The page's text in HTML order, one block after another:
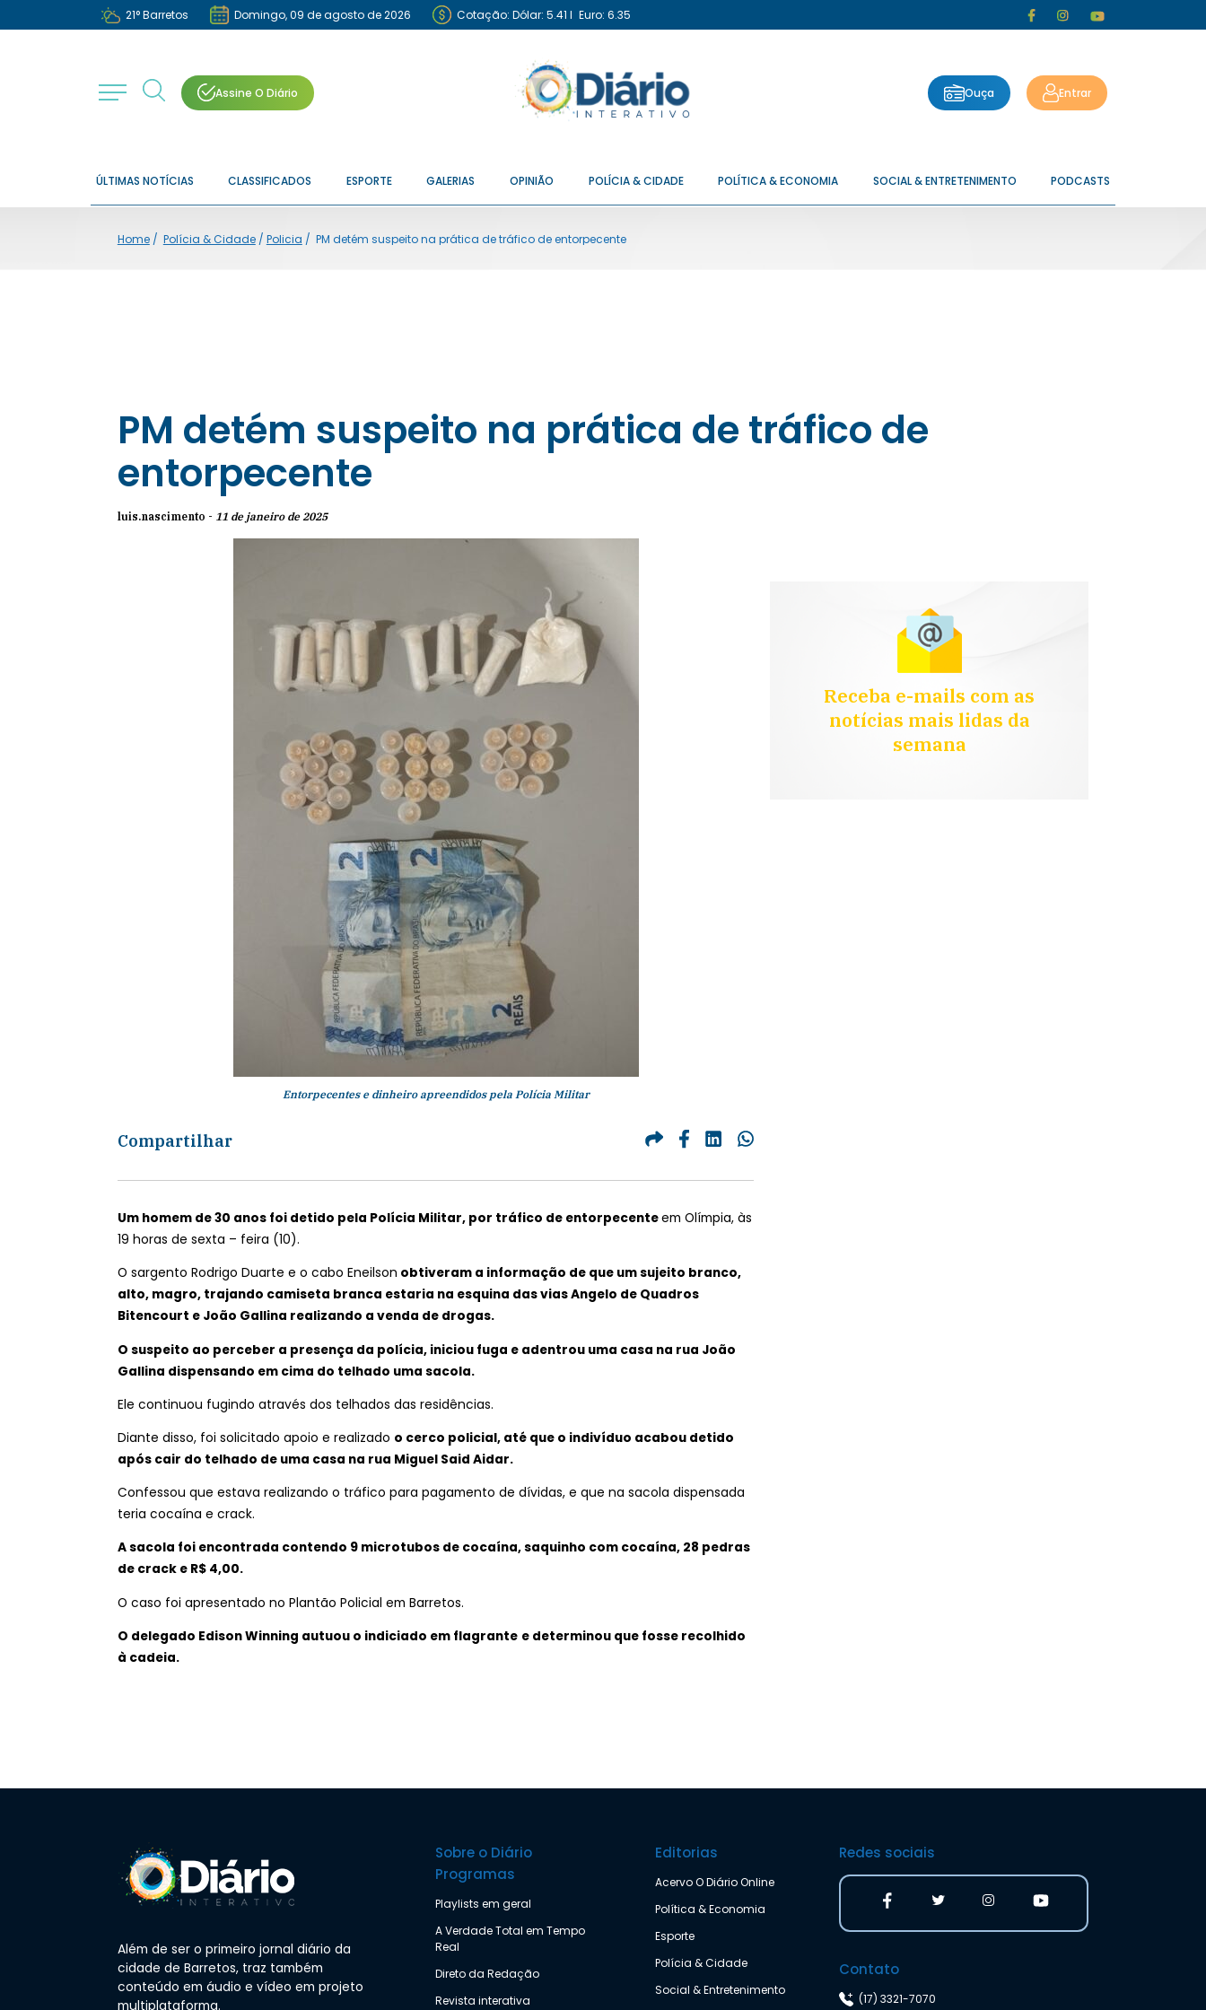
21°Barretos Domingo, 09 de agosto de 2026 Cotação: Dólar: 5.41 I Euro: 6.35
Assine O Diário Ouça Entrar
ÚLTIMAS NOTÍCIAS CLASSIFICADOS ESPORTE GALERIAS OPINIÃO POLÍCIA & CIDADE POLÍTICA & ECONOMIA SOCIAL & ENTRETENIMENTO PODCASTS
Home/ Polícia & Cidade/ Policia / PM detém suspeito na prática de tráfico de entorpecente
PM detém suspeito na prática de tráfico de
entorpecente
luis.nascimento - 11 de janeiro de 2025
Entorpecentes e dinheiro apreendidos pela Polícia Militar
Compartilhar
Um homem de 30 anos foi detido pela Polícia Militar, por tráfico de entorpecenteem Olímpia, às
19 horas de sexta – feira (10).
O sargento Rodrigo Duarte e o cabo Eneilson obtiveram a informação de que um sujeito branco,
alto, magro, trajando camiseta branca estaria na esquina das vias Angelo de Quadros
Bitencourt e João Gallina realizando a venda de drogas.
O suspeito ao perceber a presença da polícia, iniciou fuga e adentrou uma casa na rua João
Gallina dispensando em cima do telhado uma sacola.
Ele continuou fugindo através dos telhados das residências.
Diante disso, foi solicitado apoio e realizado o cerco policial, até que o indivíduo acabou detido
após cair do telhado de uma casa na rua Miguel Said Aidar.
Confessou que estava realizando o tráfico para pagamento de dívidas, e que na sacola dispensada
teria cocaína e crack.
A sacola foi encontrada contendo 9 microtubos de cocaína, saquinho com cocaína, 28 pedras
de crack e R$ 4,00.
O caso foi apresentado no Plantão Policial em Barretos.
O delegado Edison Winning autuou o indiciado em flagrante e determinou que fosse recolhido
à cadeia.
Receba e-mails com as
notícias mais lidas da
semana
Além de ser o primeiro jornal diário da
cidade de Barretos, traz também
conteúdo em áudio e vídeo em projeto
multiplataforma.
Sobre o Diário
Programas
Playlists em geral
A Verdade Total em Tempo
Real
Direto da Redação
Revista interativa
Editorias
Acervo O Diário Online
Política & Economia
Esporte
Polícia & Cidade
Social & Entretenimento
Redes sociais
Contato
(17) 3321-7070